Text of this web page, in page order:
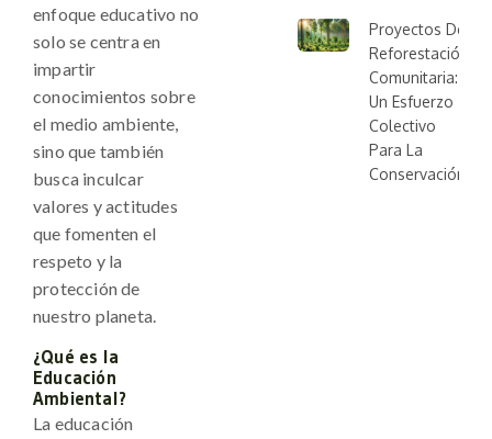
enfoque educativo no
solo se centra en
impartir
conocimientos sobre
el medio ambiente,
sino que también
busca inculcar
valores y actitudes
que fomenten el
respeto y la
protección de
nuestro planeta.
¿Qué es la
Educación
Ambiental?
La educación
Proyectos De
Reforestación
Comunitaria:
Un Esfuerzo
Colectivo
Para La
Conservación